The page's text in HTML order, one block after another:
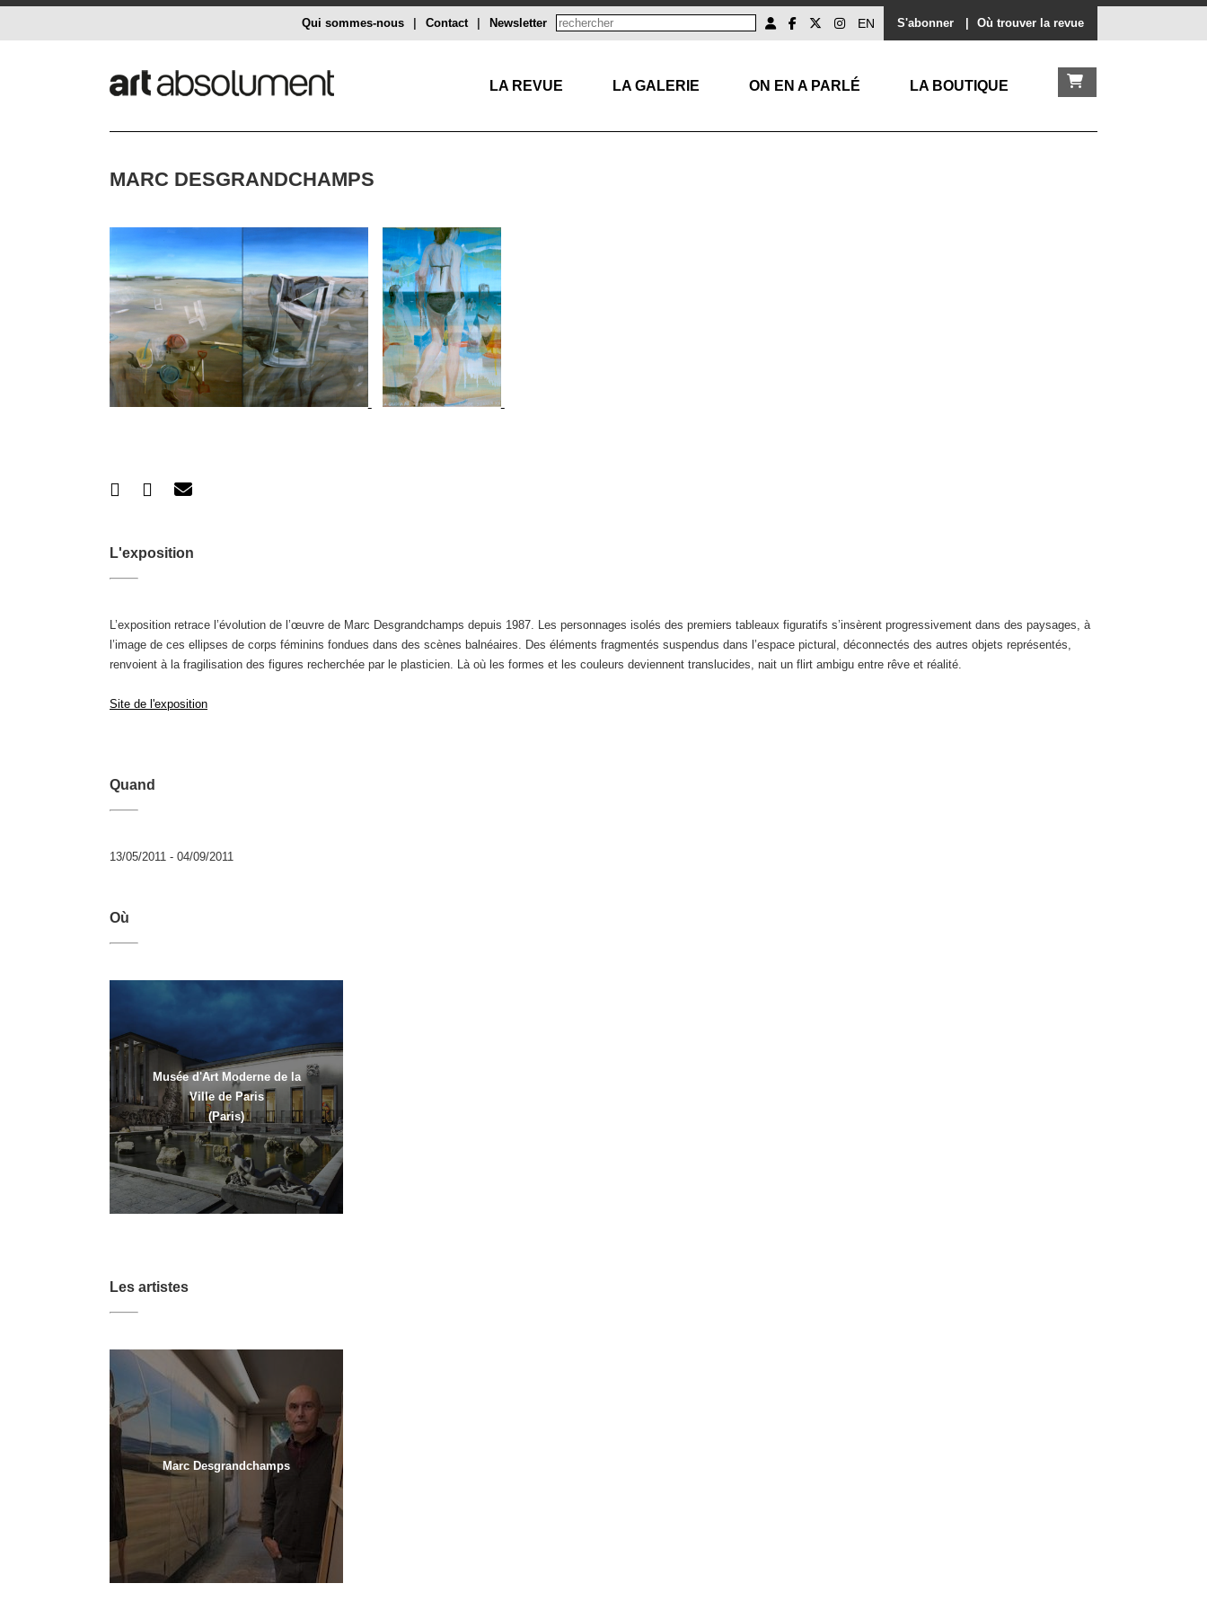
S'abonner Où trouver la revue
EN
Newsletter
Contact
Qui sommes-nous
LA REVUE LA GALERIE ON EN A PARLÉ LA BOUTIQUE
MARC DESGRANDCHAMPS
L'exposition
L’exposition retrace l’évolution de l’œuvre de Marc Desgrandchamps depuis 1987. Les personnages isolés des premiers tableaux figuratifs s’insèrent progressivement dans des paysages, à
l’image de ces ellipses de corps féminins fondues dans des scènes balnéaires. Des éléments fragmentés suspendus dans l’espace pictural, déconnectés des autres objets représentés,
renvoient à la fragilisation des figures recherchée par le plasticien. Là où les formes et les couleurs deviennent translucides, nait un flirt ambigu entre rêve et réalité.
Site de l'exposition
Quand
13/05/2011 - 04/09/2011
Où
Musée d'Art Moderne de la
Ville de Paris
(Paris)
Les artistes
Marc Desgrandchamps